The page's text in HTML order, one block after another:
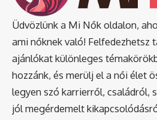
Üdvözlünk a Mi Nők oldalon,
ami nőknek való! Felfedezhetsz
ajánlókat különleges
hozzánk, és merülj el a női élet
legyen szó karrierről, családról,
jól megérdemelt